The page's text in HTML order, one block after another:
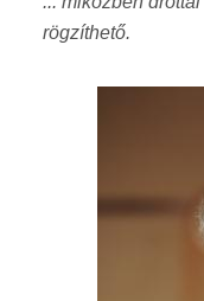
rögzíthető.